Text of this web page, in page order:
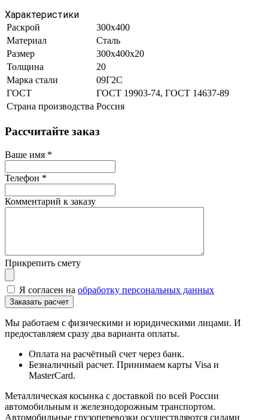
Характеристики
Раскрой
300х400
Материал
Сталь
Размер
300х400х20
Толщина
20
Марка стали
09Г2С
ГОСТ
ГОСТ 19903-74, ГОСТ 14637-89
Страна производства Россия
Рассчитайте заказ
Ваше имя *
Телефон *
Комментарий к заказу
Прикрепить смету
Я согласен на обработку персональных данных
Мы работаем с физическими и юридическими лицами. И
предоставляем сразу два варианта оплаты.
Оплата на расчётный счет через банк.
Безналичный расчет. Принимаем карты Visa и
MasterCard.
Металлическая косынка с доставкой по всей России
автомобильным и железнодорожным транспортом.
Автомобильные грузоперевозки осуществляются силами